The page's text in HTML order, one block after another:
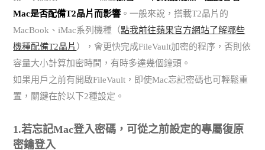
Mac是否配備T2晶片而影響 。一般來說，搭載T2晶片的
MacBook、iMac系列機種（點我前往蘋果官方網站了解哪些
機種配備T2晶片 ），會更快完成FileVault加密的程序，否則依
容量大小計算加密時間，有時多達幾個鐘頭。
如果用戶之前有開啟FileVault，即使Mac忘記密碼也可輕鬆重
置，關鍵在於以下2種設定。
1.若忘記Mac登入密碼，可從之前設定的專屬復原
密鑰登入